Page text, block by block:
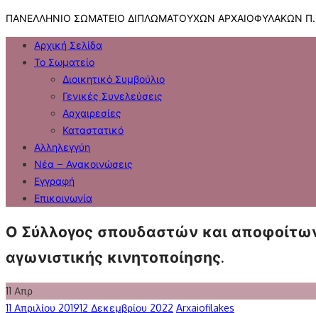
Skip
to
content
ΠΑΝΕΛΛΗΝΙΟ ΣΩΜΑΤΕΙΟ ΔΙΠΛΩΜΑΤΟΥΧΩΝ ΑΡΧΑΙΟΦΥΛΑΚΩΝ
Αρχική Σελίδα
Το Σωματείο
Διοικητικό Συμβούλιο
Γενικές Συνελεύσεις
Αρχαιρεσίες
Καταστατικό
Αλληλεγγύη
Νέα – Ανακοινώσεις
Εγγραφή
Επικοινωνία
Ο Σύλλογος σπουδαστών και
αγωνιστικής κινητοποίησης.
11 Απρ
Posted
11 Απριλίου 201912 Δεκεμβρίου 2022 Author
Arxaiofilakes